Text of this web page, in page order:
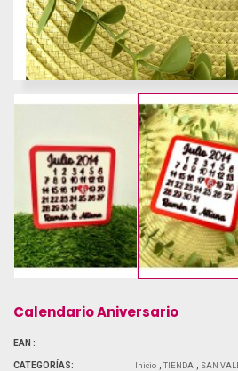
Calendario Aniversario
EAN :
CATEGORÍAS: Inicio TIENDA SAN